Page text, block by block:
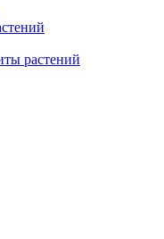
растений